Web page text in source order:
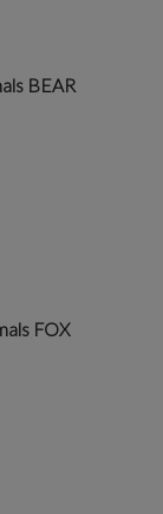
BEAR
FOX